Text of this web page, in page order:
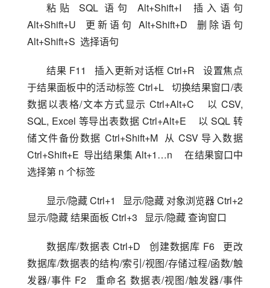
粘贴 SQL 语句 Alt+Shift+I  插入语句
Alt+Shift+U  更新语句 Alt+Shift+D  删除语句
Alt+Shift+S  选择语句
结果 F11   插入更新对话框 Ctrl+R   设置焦点
于结果面板中的活动标签 Ctrl+L   切换结果窗口/表
数据以表格/文本方式显示 Ctrl+Alt+C    以 CSV,
SQL, Excel 等导出表数据 Ctrl+Alt+E    以 SQL 转
储文件备份数据 Ctrl+Shift+M  从 CSV 导入数据
Ctrl+Shift+E  导出结果集 Alt+1…n     在结果窗口中
选择第 n 个标签
显示/隐藏 Ctrl+1   显示/隐藏 对象浏览器 Ctrl+2
显示/隐藏 结果面板 Ctrl+3   显示/隐藏 查询窗口
数据库/数据表 Ctrl+D   创建数据库 F6   更改
数据库/数据表的结构/索引/视图/存储过程/函数/触
发器/事件 F2   重命名 数据表/视图/触发器/事件